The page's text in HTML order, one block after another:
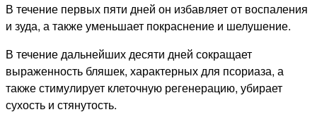
В течение первых пяти дней он избавляет от воспаления
и зуда, а также уменьшает покраснение и шелушение.
В течение дальнейших десяти дней сокращает
выраженность бляшек, характерных для псориаза, а
также стимулирует клеточную регенерацию, убирает
сухость и стянутость.